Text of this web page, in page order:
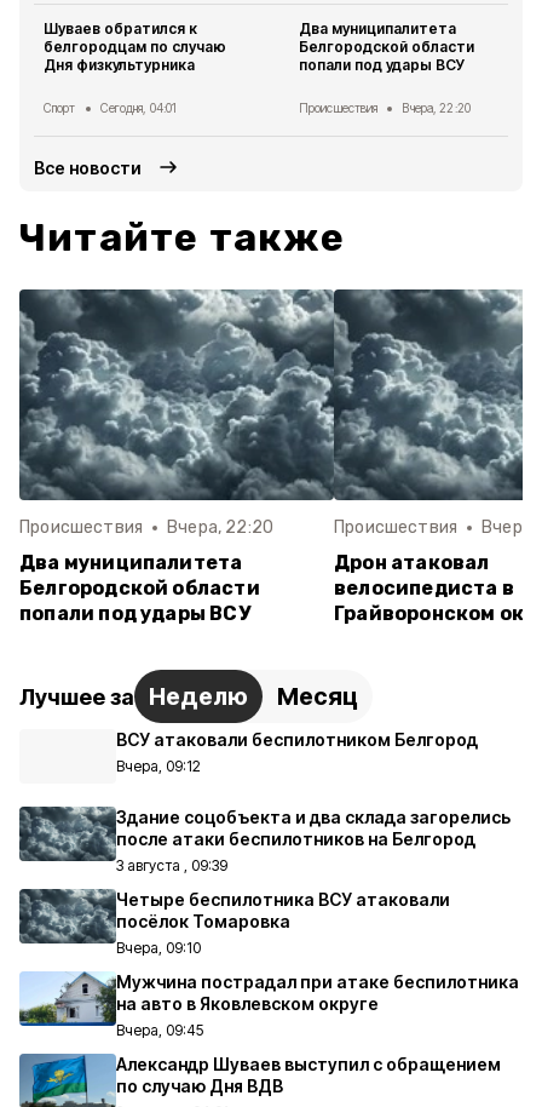
Шуваев обратился к
белгородцам по случаю
Дня физкультурника
Спорт Сегодня, 04:01
Два муниципалитета
Белгородской области
попали под удары ВСУ
Происшествия Вчера, 22:20
Все новости
Читайте также
Происшествия Вчера, 22:20
Два муниципалитета
Белгородской области
попали под удары ВСУ
Происшествия Вчера,
Дрон атаковал
велосипедиста в
Грайворонском
Лучшее за Неделю Месяц
ВСУ атаковали беспилотником Белгород
Вчера, 09:12
Здание соцобъекта и два склада загорелись
после атаки беспилотников на Белгород
3 августа , 09:39
Четыре беспилотника ВСУ атаковали
посёлок Томаровка
Вчера, 09:10
Мужчина пострадал при атаке беспилотника
на авто в Яковлевском округе
Вчера, 09:45
Александр Шуваев выступил с обращением
по случаю Дня ВДВ